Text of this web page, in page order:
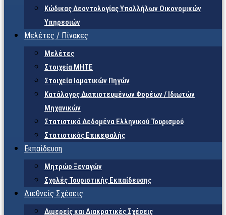
Κώδικας Δεοντολογίας Υπαλλήλων Οικονομικών
Υπηρεσιών
Μελέτες / Πίνακες
Μελέτες
Στοιχεία ΜΗΤΕ
Στοιχεία Ιαματικών Πηγών
Κατάλογος Διαπιστευμένων Φορέων / Ιδιωτών
Μηχανικών
Στατιστικά Δεδομένα Ελληνικού Τουρισμού
Στατιστικός Επικεφαλής
Εκπαίδευση
Μητρώο Ξεναγών
Σχολές Τουριστικής Εκπαίδευσης
Διεθνείς Σχέσεις
Διμερείς και Διακρατικές Σχέσεις